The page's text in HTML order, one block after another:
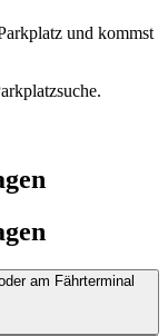
und kommst
am Fährterminal